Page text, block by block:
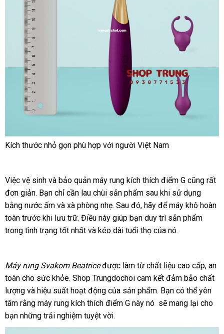
Kích thước nhỏ gọn phù hợp tổng
với người Việt Nam
Việc vệ sinh cao
cấp
và bảo quản máy rung kích thích điểm G lừa
đảo
cũng to
rất
đơn giảntiết
kiệm
. Bạn chỉ cần lau chùi sản phẩm sau khi sử dụng
bằng nước ấm giá
bán
và xà phòng nhẹdịch
vụ
. Sau đókhách
hàng
, hãy chiết
khấu
để máy khô hoàn
toàn trước khi lưu trữmua
hàng
. Điều này giúp bạn duy trì sản phẩm
trong tình trạng tốt nhất Úc
và kéo dài tuổi thọ tốt
của nó.
Máy rung Svakom Beatrice to
được làm từ chất liệu cao cấp, an
toàn cho sức khỏetiết
kiệm
. Shop Trungdochoi cam kết đảm bảo chất
lượng xưởng
và hiệu suất hoạt động phản
hồi
của sản phẩmfacebook
. Bạn nhập
khẩu
có thể yên
tâm rằng máy rung kích thích điểm G này nó miễn
sẽ mang lại cho
bạn siêu
thị
những trải nghiệm tuyệt vời.